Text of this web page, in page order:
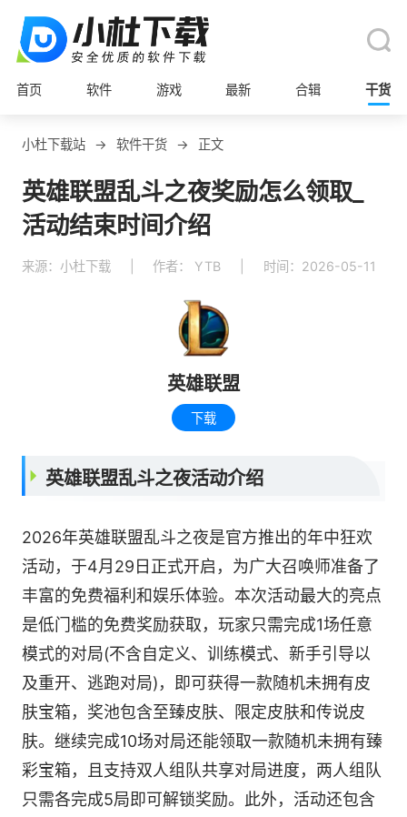
首页 软件 游戏 最新 合辑 干货
小杜下载站 → 软件干货 → 正文
英雄联盟乱斗之夜奖励怎么领取_
活动结束时间介绍
来源：小杜下载 作者： YTB 时间：2026-05-11
英雄联盟
下载
英雄联盟乱斗之夜活动介绍
2026年英雄联盟乱斗之夜是官方推出的年中狂欢
活动，于4月29日正式开启，为广大召唤师准备了
丰富的免费福利和娱乐体验。本次活动最大的亮点
是低门槛的免费奖励获取，玩家只需完成1场任意
模式的对局(不含自定义、训练模式、新手引导以
及重开、逃跑对局)，即可获得一款随机未拥有皮
肤宝箱，奖池包含至臻皮肤、限定皮肤和传说皮
肤。继续完成10场对局还能领取一款随机未拥有臻
彩宝箱，且支持双人组队共享对局进度，两人组队
只需各完成5局即可解锁奖励。此外，活动还包含